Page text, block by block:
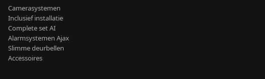
Camerasystemen
Inclusief installatie
Complete set AI
Alarmsystemen Ajax
Slimme deurbellen
Accessoires